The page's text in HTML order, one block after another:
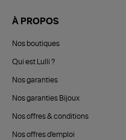
À PROPOS
Nos boutiques
Qui est Lulli ?
Nos garanties
Nos garanties Bijoux
Nos offres & conditions
Nos offres d'emploi